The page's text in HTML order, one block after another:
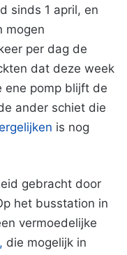
sinds 1 april, en
mogen
per dag de
dat deze week
ene pomp blijft de
ander schiet die
is nog
gebracht door
het busstation in
vermoedelijke
die mogelijk in